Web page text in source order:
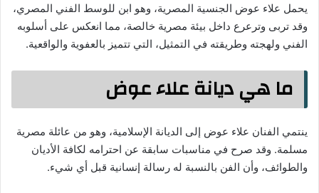
يحمل علاء عوض الجنسية المصرية، وهو ابن للوسط الفني المصري،
وقد تربى وترعرع داخل بيئة مصرية خالصة، مما انعكس على أسلوبه
الفني ولهجته وطريقته في التمثيل، التي تتميز بالعفوية والواقعية.
ما هي ديانة علاء عوض
ينتمي الفنان علاء عوض إلى الديانة الإسلامية، وهو من عائلة مصرية
مسلمة. وقد صرح في مناسبات سابقة عن احترامه لكافة الأديان
والطوائف، وأن الفن بالنسبة له رسالة إنسانية قبل أي شيء.